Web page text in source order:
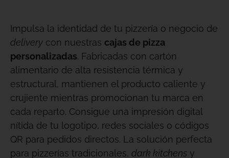
Impulsa la identidad de tu pizzería o negocio de
delivery con nuestras cajas de pizza
personalizadas. Fabricadas con cartón
alimentario de alta resistencia térmica y
estructural, mantienen el producto caliente y
crujiente mientras promocionan tu marca en
cada reparto. Consigue una impresión digital
nítida de tu logotipo, redes sociales o códigos
QR para pedidos directos. La solución perfecta
para pizzerías tradicionales, dark kitchens y